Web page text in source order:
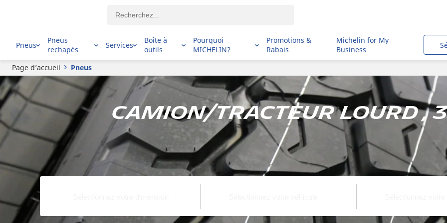
Pneus
Pneus
rechapés
Services
Boîte à
outils
Pourquoi
MICHELIN?
Promotions &
Rabais
Michelin for My
Business
Page d’accueil Pneus
Camion/tracteur lourd ,